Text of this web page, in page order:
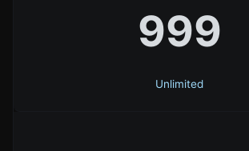
999
Unlimited